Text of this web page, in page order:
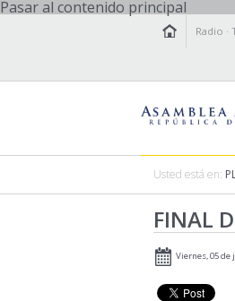
Pasar al contenido principal
Radio ·
Usted está en:
FINAL
Viernes, 05 de